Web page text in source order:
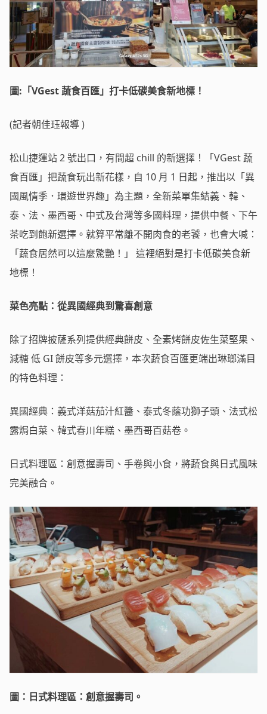
圖:「VGest 蔬食百匯」打卡低碳美食新地標！
(記者朝佳珏報導)
松山捷運站 2 號出口，有間超 chill 的新選擇！「VGest 蔬
食百匯」把蔬食玩出新花樣，自 10 月 1 日起，推出以「異
國風情季．環遊世界趣」為主題，全新菜單集結義、韓、
泰、法、墨西哥、中式及台灣等多國料理，提供中餐、下午
茶吃到飽新選擇。就算平常離不開肉食的老饕，也會大喊：
「蔬食居然可以這麼驚艷！」 這裡絕對是打卡低碳美食新
地標！
菜色亮點：從異國經典到驚喜創意
除了招牌披薩系列提供經典餅皮、全素烤餅皮佐生菜堅果、
減糖 低 GI 餅皮等多元選擇，本次蔬食百匯更端出琳瑯滿目
的特色料理：
異國經典：義式洋菇茄汁紅醬、泰式冬蔭功獅子頭、法式松
露焗白菜、韓式春川年糕、墨西哥百菇卷。
日式料理區：創意握壽司、手卷與小食，將蔬食與日式風味
完美融合。
圖：日式料理區：創意握壽司。